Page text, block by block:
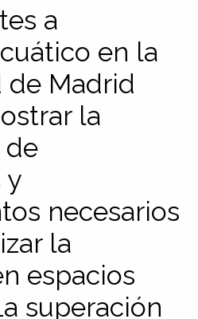
a
en la
de Madrid
la
de
y
necesarios
la
espacios
superación